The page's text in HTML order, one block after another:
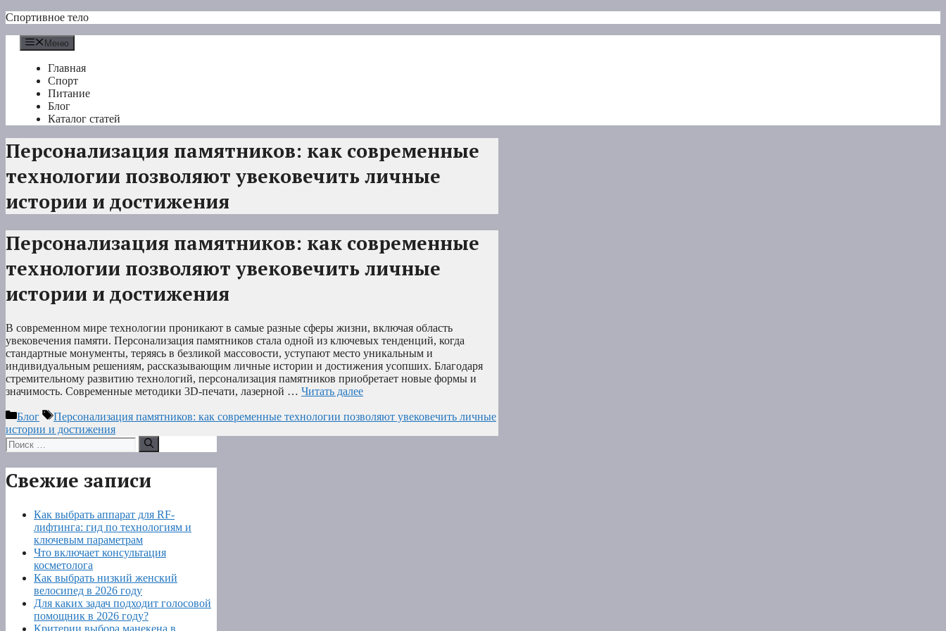
Перейти
содержимому
Спортивное тело
Меню
Главная
Спорт
Питание
Блог
Каталог статей
Персонализация памятников: как современные
технологии позволяют увековечить личные
истории и достижения
Персонализация памятников: как современные
технологии позволяют увековечить личные
истории и достижения
В современном мире технологии проникают в самые разные сферы жизни, включая область
увековечения памяти. Персонализация памятников стала одной из ключевых тенденций, когда
стандартные монументы, теряясь в безликой массовости, уступают место уникальным и
индивидуальным решениям, рассказывающим личные истории и достижения усопших. Благодаря
стремительному развитию технологий, персонализация памятников приобретает новые формы и
значимость. Современные методики 3D-печати, лазерной … Читать далее
Рубрики
Блог Метки
Персонализация памятников: как современные технологии позволяют увековечить личные
истории и достижения
Поиск:
Свежие записи
Как выбрать аппарат для RF-
лифтинга: гид по технологиям и
ключевым параметрам
Что включает консультация
косметолога
Как выбрать низкий женский
велосипед в 2026 году
Для каких задач подходит голосовой
помощник в 2026 году?